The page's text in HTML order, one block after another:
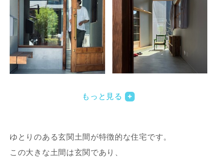
もっと見る
ゆとりのある玄関土間が特徴的な住宅です。
この大きな土間は玄関であり、